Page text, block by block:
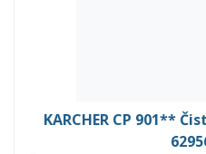
KARCHER CP 901**